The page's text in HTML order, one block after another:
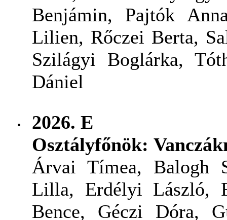
Benjámin, Pajtók
Lilien, Rőczei Berta,
Szilágyi Boglárka,
Dániel
2026. E
Osztályfőnök:
Árvai Tímea, Balogh
Lilla, Erdélyi László,
Bence, Géczi Dóra,